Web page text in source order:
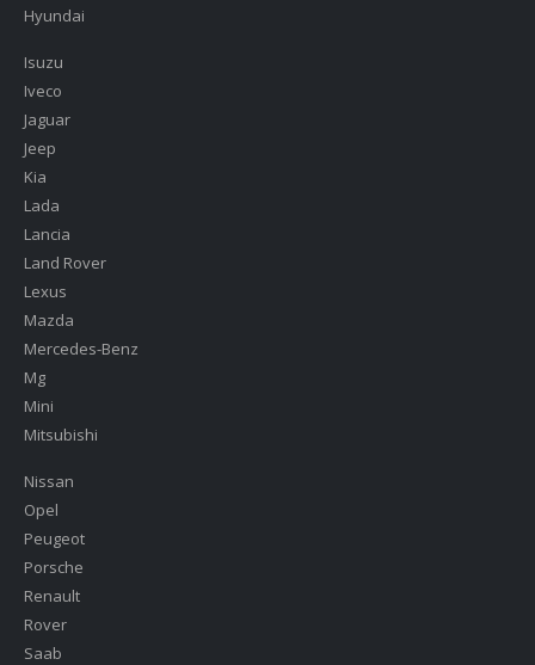
Hyundai
Isuzu
Iveco
Jaguar
Jeep
Kia
Lada
Lancia
Land Rover
Lexus
Mazda
Mercedes-Benz
Mg
Mini
Mitsubishi
Nissan
Opel
Peugeot
Porsche
Renault
Rover
Saab